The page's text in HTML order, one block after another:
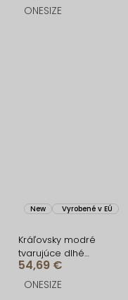
ONESIZE
New Vyrobené v EÚ
Kráľovsky modré
tvarujúce dlhé
spoločenské šaty
FRUESTA
54,69 €
ONESIZE